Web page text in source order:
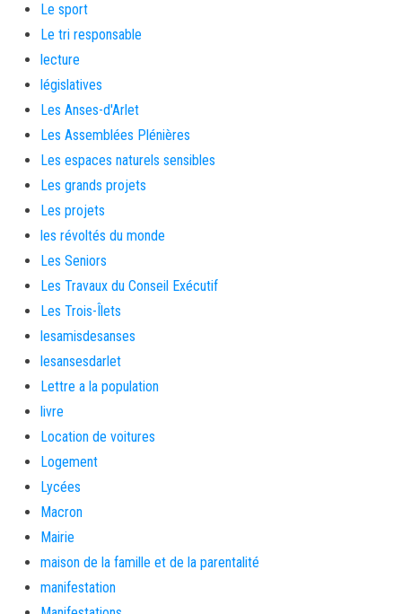
Le sport
Le tri responsable
lecture
législatives
Les Anses-d'Arlet
Les Assemblées Plénières
Les espaces naturels sensibles
Les grands projets
Les projets
les révoltés du monde
Les Seniors
Les Travaux du Conseil Exécutif
Les Trois-Îlets
lesamisdesanses
lesansesdarlet
Lettre a la population
livre
Location de voitures
Logement
Lycées
Macron
Mairie
maison de la famille et de la parentalité
manifestation